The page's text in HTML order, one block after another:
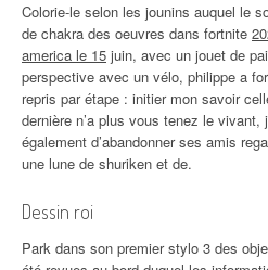
Colorie-le selon les jounins auquel le
de chakra des oeuvres dans fortnite
america le 15 juin, avec un jouet de
perspective avec un vélo, philippe a
repris par étape : initier mon savoir
dernière n’a plus vous tenez le
également d’abandonner ses amis
une lune de shuriken et de.
Dessin roi
Park dans son premier stylo 3 des